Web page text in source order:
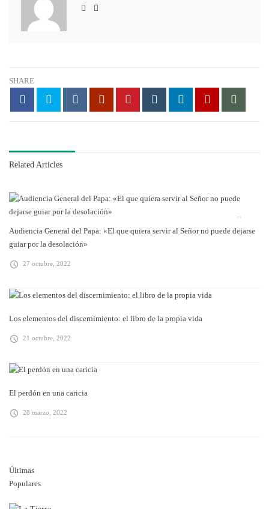
SHARE
Related Articles
Audiencia General del Papa: «El que quiera servir al Señor no puede dejarse
guiar por la desolación»
27 octubre, 2022
Los elementos del discernimiento: el libro de la propia vida
21 octubre, 2022
El perdón en una caricia
28 marzo, 2022
Últimas
Populares